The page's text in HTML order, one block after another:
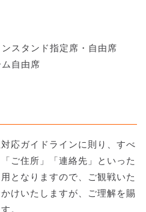
スタンド指定席・自由席
ム自由席
応ガイドラインに則り、すべ
ご住所」「連絡先」といった
となりますので、ご観戦いた
けいたしますが、ご理解を賜
。